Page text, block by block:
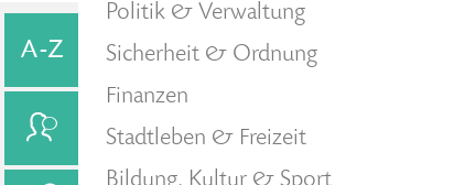
Politik & Verwaltung
Sicherheit & Ordnung
Finanzen
Stadtleben & Freizeit